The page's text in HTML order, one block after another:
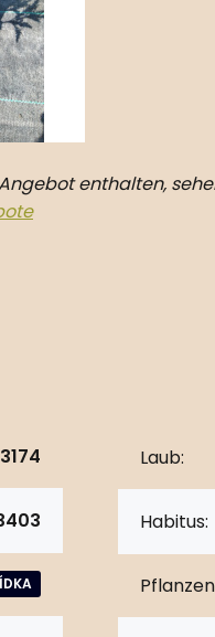
enthalten,
Laub:
Habitus: